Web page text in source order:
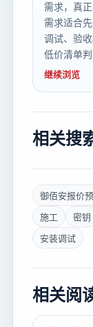
需求，真
需求适合
调试、验
低价清单
继续浏览
相关搜
御佰安报价
施工
密钥
安装调试
相关阅